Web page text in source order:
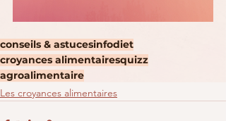
conseils & astucesinfodiet
croyances alimentairesquizz
agroalimentaire
Les croyances alimentaires